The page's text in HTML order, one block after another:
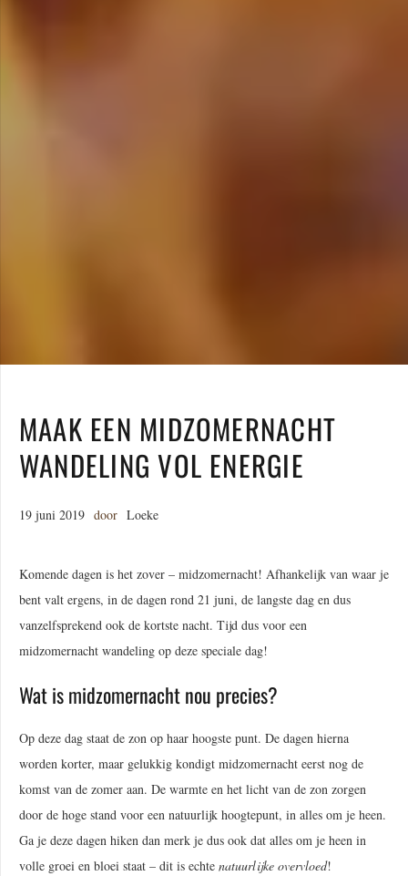
MAAK EEN MIDZOMERNACHT
WANDELING VOL ENERGIE
19 juni 2019 door Loeke
Komende dagen is het zover – midzomernacht! Afhankelijk van waar je
bent valt ergens, in de dagen rond 21 juni, de langste dag en dus
vanzelfsprekend ook de kortste nacht. Tijd dus voor een
midzomernacht wandeling op deze speciale dag!
Wat is midzomernacht nou precies?
Op deze dag staat de zon op haar hoogste punt. De dagen hierna
worden korter, maar gelukkig kondigt midzomernacht eerst nog de
komst van de zomer aan. De warmte en het licht van de zon zorgen
door de hoge stand voor een natuurlijk hoogtepunt, in alles om je heen.
Ga je deze dagen hiken dan merk je dus ook dat alles om je heen in
volle groei en bloei staat – dit is echte natuurlijke overvloed!